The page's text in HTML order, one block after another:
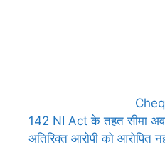
142 NI Act के तहत सीमा
अतिरिक्त आरोपी को आरोपित